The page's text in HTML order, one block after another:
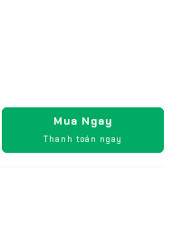
Mua Ngay
Thanh toán ngay